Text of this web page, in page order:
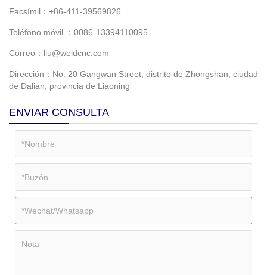
Facsímil：+86-411-39569826
Teléfono móvil ：0086-13394110095
Correo：liu@weldcnc.com
Dirección：No. 20 Gangwan Street, distrito de Zhongshan, ciudad
de Dalian, provincia de Liaoning
ENVIAR CONSULTA